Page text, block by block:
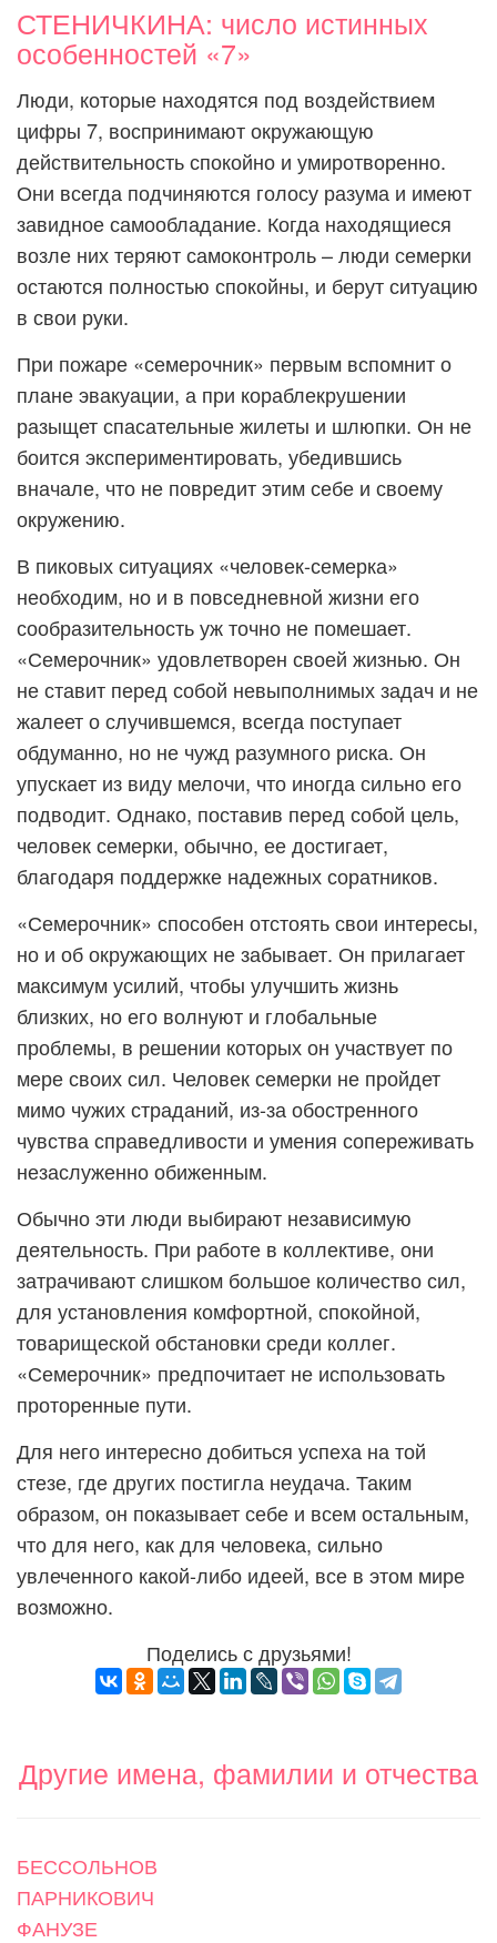
СТЕНИЧКИНА: число истинных
особенностей «7»
Люди, которые находятся под воздействием
цифры 7, воспринимают окружающую
действительность спокойно и умиротворенно.
Они всегда подчиняются голосу разума и имеют
завидное самообладание. Когда находящиеся
возле них теряют самоконтроль – люди семерки
остаются полностью спокойны, и берут ситуацию
в свои руки.
При пожаре «семерочник» первым вспомнит о
плане эвакуации, а при кораблекрушении
разыщет спасательные жилеты и шлюпки. Он не
боится экспериментировать, убедившись
вначале, что не повредит этим себе и своему
окружению.
В пиковых ситуациях «человек-семерка»
необходим, но и в повседневной жизни его
сообразительность уж точно не помешает.
«Семерочник» удовлетворен своей жизнью. Он
не ставит перед собой невыполнимых задач и не
жалеет о случившемся, всегда поступает
обдуманно, но не чужд разумного риска. Он
упускает из виду мелочи, что иногда сильно его
подводит. Однако, поставив перед собой цель,
человек семерки, обычно, ее достигает,
благодаря поддержке надежных соратников.
«Семерочник» способен отстоять свои интересы,
но и об окружающих не забывает. Он прилагает
максимум усилий, чтобы улучшить жизнь
близких, но его волнуют и глобальные
проблемы, в решении которых он участвует по
мере своих сил. Человек семерки не пройдет
мимо чужих страданий, из-за обостренного
чувства справедливости и умения сопереживать
незаслуженно обиженным.
Обычно эти люди выбирают независимую
деятельность. При работе в коллективе, они
затрачивают слишком большое количество сил,
для установления комфортной, спокойной,
товарищеской обстановки среди коллег.
«Семерочник» предпочитает не использовать
проторенные пути.
Для него интересно добиться успеха на той
стезе, где других постигла неудача. Таким
образом, он показывает себе и всем остальным,
что для него, как для человека, сильно
увлеченного какой-либо идеей, все в этом мире
возможно.
Поделись с друзьями!
Другие имена, фамилии и отчества
БЕССОЛЬНОВ
ПАРНИКОВИЧ
ФАНУЗЕ